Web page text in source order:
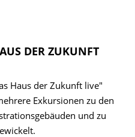
DER ZUKUNFT
Haus der Zukunft live"
Exkursionen zu den
und zu